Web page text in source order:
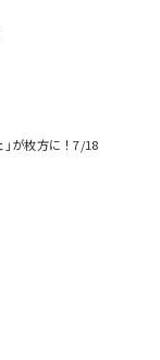
｣が枚方に！7/18